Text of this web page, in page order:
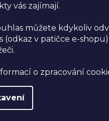
vás zajímají.
můžete kdykoliv
(odkaz v patičce e-
o zpracování
hledat zdravé
tak v
rafinovaného cukru,
negativně ovlivnit
Naopak, když
podporujeme správné
tak není o omezování,